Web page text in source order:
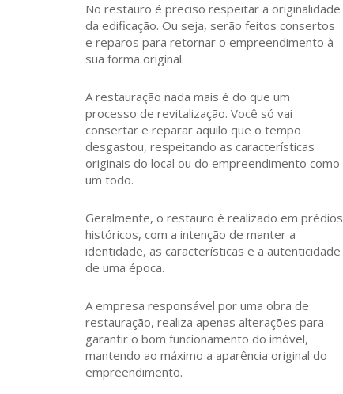
No restauro é preciso respeitar a originalidade
da edificação. Ou seja, serão feitos consertos
e reparos para retornar o empreendimento à
sua forma original.
A restauração nada mais é do que um
processo de revitalização. Você só vai
consertar e reparar aquilo que o tempo
desgastou, respeitando as características
originais do local ou do empreendimento como
um todo.
Geralmente, o restauro é realizado em prédios
históricos, com a intenção de manter a
identidade, as características e a autenticidade
de uma época.
A empresa responsável por uma obra de
restauração, realiza apenas alterações para
garantir o bom funcionamento do imóvel,
mantendo ao máximo a aparência original do
empreendimento.